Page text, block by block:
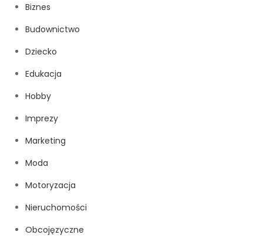
Biznes
Budownictwo
Dziecko
Edukacja
Hobby
Imprezy
Marketing
Moda
Motoryzacja
Nieruchomości
Obcojęzyczne